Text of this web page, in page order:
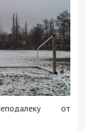
от